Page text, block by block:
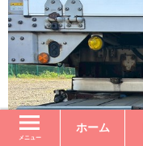
メニュー
ホーム